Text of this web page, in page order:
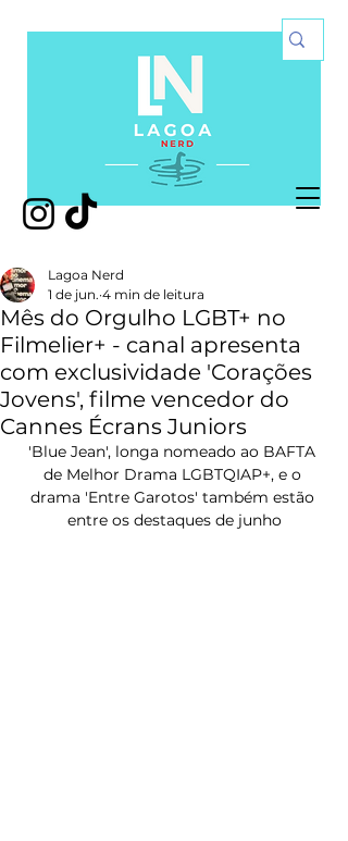
Mês do Orgulho LGBT+ no
Filmelier+ - canal apresenta
com exclusividade 'Corações
Jovens', filme vencedor do
Cannes Écrans Juniors
Lagoa Nerd
1 de jun. 4 min de leitura
'Blue Jean', longa nomeado ao BAFTA
de Melhor Drama LGBTQIAP+, e o
drama 'Entre Garotos' também estão
entre os destaques de junho